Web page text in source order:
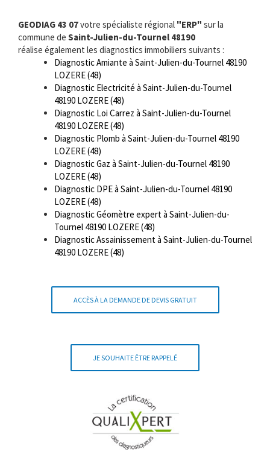
GEODIAG 43 07votre spécialiste régional "ERP" sur la
commune de Saint-Julien-du-Tournel 48190
réalise également les diagnostics immobiliers suivants :
Diagnostic Amiante à Saint-Julien-du-Tournel 48190
LOZERE (48)
Diagnostic Electricité à Saint-Julien-du-Tournel
48190 LOZERE (48)
Diagnostic Loi Carrez à Saint-Julien-du-Tournel
48190 LOZERE (48)
Diagnostic Plomb à Saint-Julien-du-Tournel 48190
LOZERE (48)
Diagnostic Gaz à Saint-Julien-du-Tournel 48190
LOZERE (48)
Diagnostic DPE à Saint-Julien-du-Tournel 48190
LOZERE (48)
Diagnostic Géomètre expert à Saint-Julien-du-
Tournel 48190 LOZERE (48)
Diagnostic Assainissement à Saint-Julien-du-Tournel
48190 LOZERE (48)
ACCÈS À LA DEMANDE DE DEVIS GRATUIT
JE SOUHAITE ÊTRE RAPPELÉ